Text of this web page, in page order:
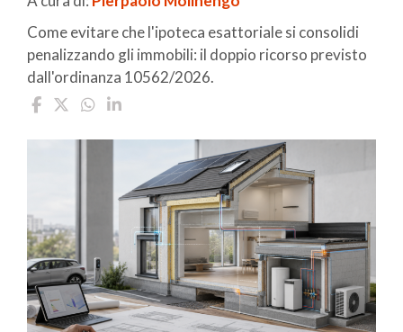
Come evitare che l'ipoteca esattoriale si consolidi
penalizzando gli immobili: il doppio ricorso previsto
dall'ordinanza 10562/2026.